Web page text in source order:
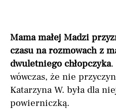
Mama małej Madzi
czasu na rozmowach z
dwuletniego chłopczyka.
wówczas, że nie
Katarzyna W. była dla
powierniczką.